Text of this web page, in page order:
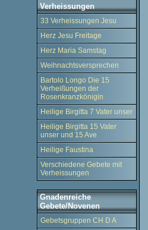
Verheissungen
33 Verheissungen Jesu
Herz Jesu Freitage
Herz Maria Samstag
Weihnachtsversprechen
Bartolo Longo Die 15
Verheißungen der
Rosenkranzkönigin
Heilige Birgitta 7 Vater unser
Heilige Birgitta 15 Vater
unser und 15 Ave
Heilige Faustina
Verschiedene Gebete mit
Verheissungen
Gnadenreiche
Gebete/Novenen
Gebetsgruppen CH D A